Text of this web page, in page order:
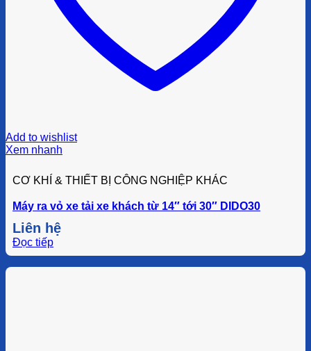
Add to wishlist
Xem nhanh
CƠ KHÍ & THIẾT BỊ CÔNG NGHIỆP KHÁC
Máy ra vỏ xe tải xe khách từ 14″ tới 30″ DIDO30
Liên hệ
Đọc tiếp